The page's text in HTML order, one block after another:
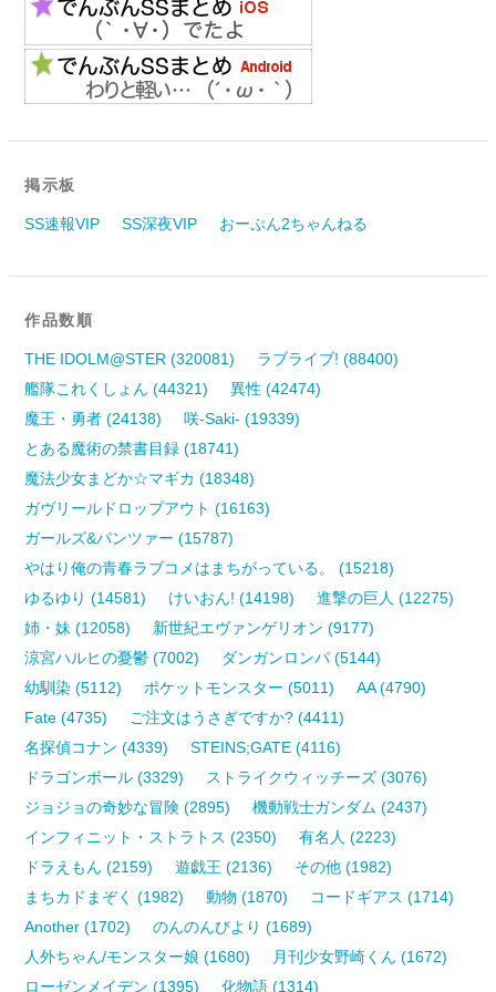
掲示板
SS速報VIP SS深夜VIP おーぷん2ちゃんねる
作品数順
THE IDOLM@STER (320081)
ラブライブ! (88400)
艦隊これくしょん (44321)
異性 (42474)
魔王・勇者 (24138)
咲-Saki- (19339)
とある魔術の禁書目録 (18741)
魔法少女まどか☆マギカ (18348)
ガヴリールドロップアウト (16163)
ガールズ&パンツァー (15787)
やはり俺の青春ラブコメはまちがっている。 (15218)
ゆるゆり (14581)
けいおん! (14198)
進撃の巨人 (12275)
姉・妹 (12058)
新世紀エヴァンゲリオン (9177)
涼宮ハルヒの憂鬱 (7002)
ダンガンロンパ (5144)
幼馴染 (5112)
ポケットモンスター (5011)
AA (4790)
Fate (4735)
ご注文はうさぎですか? (4411)
名探偵コナン (4339)
STEINS;GATE (4116)
ドラゴンボール (3329)
ストライクウィッチーズ (3076)
ジョジョの奇妙な冒険 (2895)
機動戦士ガンダム (2437)
インフィニット・ストラトス (2350)
有名人 (2223)
ドラえもん (2159)
遊戯王 (2136)
その他 (1982)
まちカドまぞく (1982)
動物 (1870)
コードギアス (1714)
Another (1702)
のんのんびより (1689)
人外ちゃん/モンスター娘 (1680)
月刊少女野崎くん (1672)
ローゼンメイデン (1395)
化物語 (1314)